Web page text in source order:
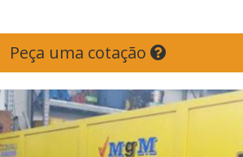
Peça uma cotação